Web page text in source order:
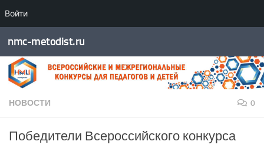
ВойтиПерейти к содержимому
nmc-metodist.ru
НОВОСТИ 0
Победители Всероссийского конкурса